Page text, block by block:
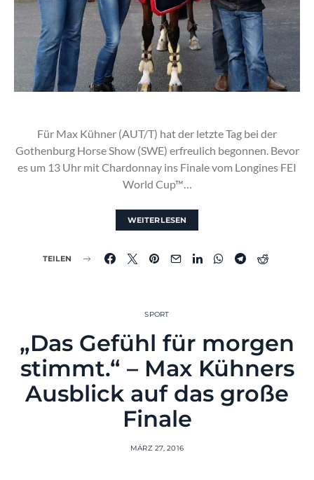
Für Max Kühner (AUT/T) hat der letzte Tag bei der
Gothenburg Horse Show (SWE) erfreulich begonnen. Bevor
es um 13 Uhr mit Chardonnay ins Finale vom Longines FEI
World Cup™…
WEITERLESEN
TEILEN
SPORT
„Das Gefühl für morgen
stimmt.“ – Max Kühners
Ausblick auf das große
Finale
MÄRZ 27, 2016